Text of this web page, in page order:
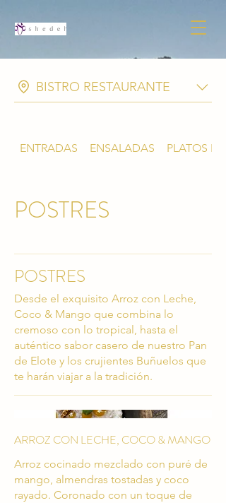
BISTRO RESTAURANTE
ENTRADAS ENSALADAS PLATOS
POSTRES
POSTRES
Desde el exquisito Arroz con Leche,
Coco & Mango que combina lo
cremoso con lo tropical, hasta el
auténtico sabor casero de nuestro Pan
de Elote y los crujientes Buñuelos que
te harán viajar a la tradición.
ARROZ CON LECHE, COCO & MANGO
Arroz cocinado mezclado con puré de
mango, almendras tostadas y coco
rayado. Coronado con un toque de